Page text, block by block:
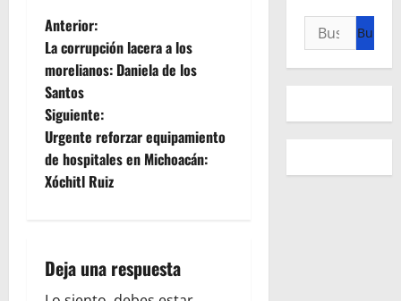
N
a
v
e
g
c
Anterior:
La corrupción lacera a los
morelianos: Daniela de los
Santos
Siguiente:
Urgente reforzar equipamiento
de hospitales en Michoacán:
Xóchitl Ruiz
Deja una respuesta
Buscar: